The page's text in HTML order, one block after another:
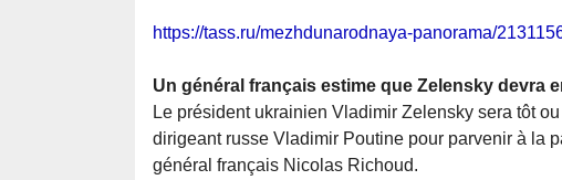
https://tass.ru/mezhdunarodnaya-panorama/
Un général français estime que Zelensky devra
Le président ukrainien Vladimir Zelensky sera tôt
dirigeant russe Vladimir Poutine pour parvenir à la
général français Nicolas Richoud.